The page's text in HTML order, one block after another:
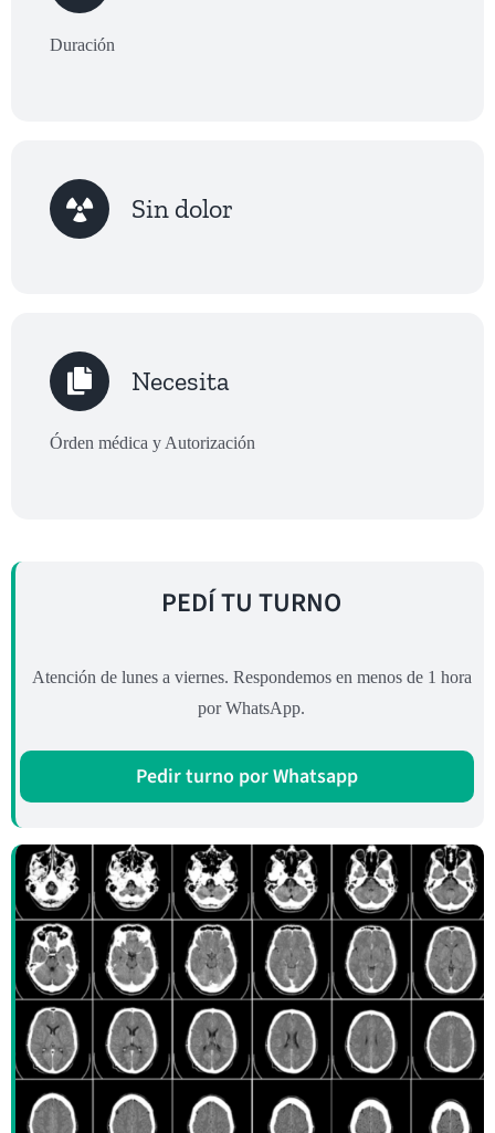
Duración
Sin dolor
Necesita
Órden médica y Autorización
PEDÍ TU TURNO
Atención de lunes a viernes. Respondemos en menos de 1 hora
por WhatsApp.
Pedir turno por Whatsapp